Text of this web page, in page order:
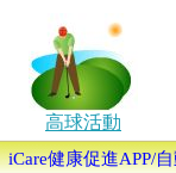
高球活動
iCare健康促進APP/